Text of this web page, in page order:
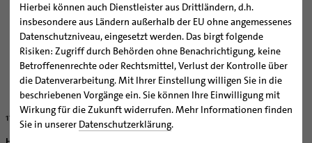
Hierbei können auch Dienstleister aus Drittländern, d.h.
insbesondere aus Ländern außerhalb der EU ohne angemessenes
Datenschutzniveau, eingesetzt werden. Das birgt folgende
Risiken: Zugriff durch Behörden ohne Benachrichtigung, keine
Betroffenenrechte oder Rechtsmittel, Verlust der Kontrolle über
die Datenverarbeitung. Mit Ihrer Einstellung willigen Sie in die
beschriebenen Vorgänge ein. Sie können Ihre Einwilligung mit
Wirkung für die Zukunft widerrufen. Mehr Informationen finden
Sie in unserer Datenschutzerklärung.
Weihbischof Dr. Martin Marahrens
Bischof em. Norbert Trelle
Weihbischof em. Bongartz
Weihbischof em. Schwerdtfeger
Weihbischof em. Koitz
Bischof em. Dr. Wüstenberg
Generalvikariat
Gremien
Diözesangericht
Gemeindegremien
Pfarrgemeinden
Hildesheimer Dom
Virtueller Rundgang durch den Dom
Tausendjähriger Rosenstock
Die Hildesheimer Dommusik
Wallfahrten | Pilgern
Termine Wallfahrten und Pilgern
Jakobswege im Bistum Hildesheim
Veranstaltungen
Strategieprozess
Jugend
"Mitten im Leben"
Vinzentinerinnen feiern 100. Geburtstag des
Bernwardshof in Hildesheim-Himmelsthür
17.05.2004